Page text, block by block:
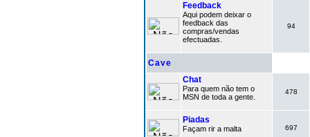
Feedback
Aqui podem deixar o
feedback das
compras/vendas
efectuadas.
94
Cave
Chat
Para quem não tem o
MSN de toda a gente.
478
Piadas
Façam rir a malta 697